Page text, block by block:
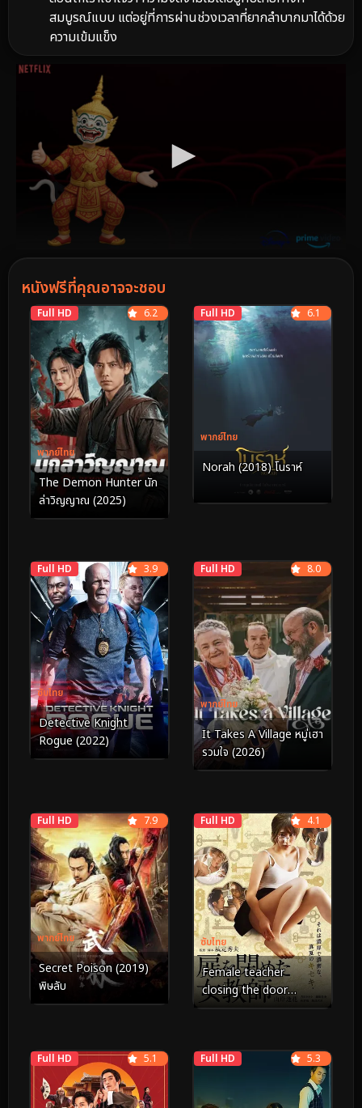
สมบูรณ์แบบ แต่อยู่ที่การผ่านช่วงเวลาที่ยากลำบากมาได้ด้วย
ความเข้มแข็ง
หนังฟรีที่คุณอาจจะชอบ
Full HD
พากย์ไทย
6.2
The Demon Hunter นัก
ล่าวิญญาณ (2025)
Full HD
พากย์ไทย
6.1
Norah (2018) โนราห์
Full HD
ซับไทย
3.9
Detective Knight
Rogue (2022)
Full HD
พากย์ไทย
8.0
It Takes A Village หมู่เฮา
รวมใจ (2026)
Full HD
พากย์ไทย
7.9
Secret Poison (2019)
พิษลับ
Full HD
ซับไทย
4.1
Female teacher
closing the door
(2021)
Full HD 5.1 Full HD 5.3